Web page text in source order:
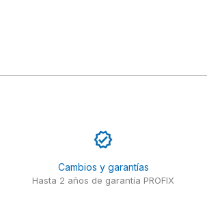
Cambios y garantías
Hasta 2 años de garantía PROFIX